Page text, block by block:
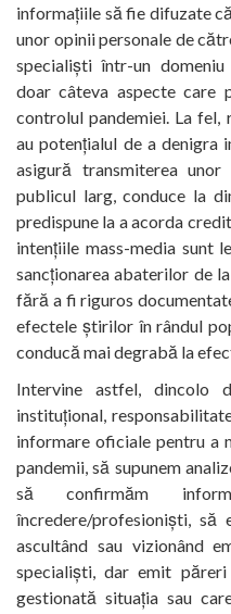
informațiile să fie difuzate
unor opinii personale de
specialiști într-un
doar câteva aspecte
controlul pandemiei. La fel,
au potențialul de a denigra
asigură transmiterea
publicul larg, conduce la
predispune la a acorda
intențiile mass-media sunt
sancționarea abaterilor de
fără a fi riguros
efectele știrilor în rândul
conducă mai degrabă la
Intervine astfel, dincolo
instituțional,
informare oficiale pentru a
pandemii, să supunem
să confirmăm
încredere/profesioniști,
ascultând sau vizionând
specialiști, dar emit
gestionată situația sau